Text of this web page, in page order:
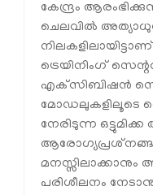
കേന്ദ്രം
ചെലവില്‍
നിലകളിലായിട്ടാണ്
ട്രെയിനിംഗ്
എക്‌സിബിഷന്‍
മോഡലുകളിലൂടെ
നേരിടുന്ന
മനസ്സിലാക്കാനും
പരിശീലനം